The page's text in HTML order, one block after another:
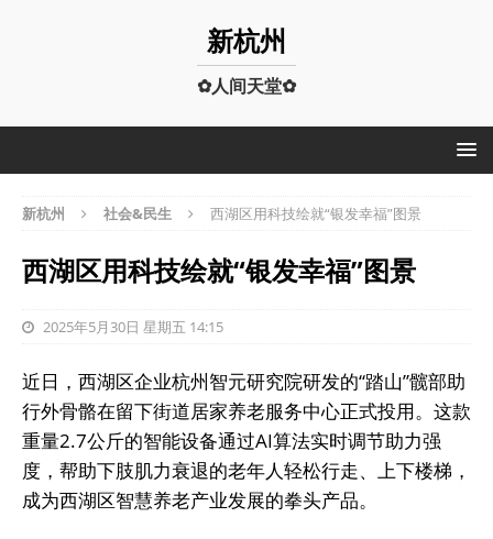
新杭州
✿人间天堂✿
新杭州 社会&民生 西湖区用科技绘就“银发幸福”图景
西湖区用科技绘就“银发幸福”图景
2025年5月30日 星期五 14:15
近日，西湖区企业杭州智元研究院研发的“踏山”髋部助
行外骨骼在留下街道居家养老服务中心正式投用。这款
重量2.7公斤的智能设备通过AI算法实时调节助力强
度，帮助下肢肌力衰退的老年人轻松行走、上下楼梯，
成为西湖区智慧养老产业发展的拳头产品。